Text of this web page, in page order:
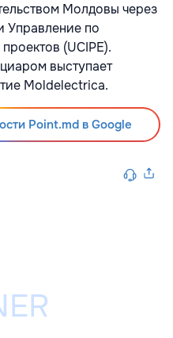
Молдовы через
Управление по
(UCIPE).
выступает
Moldelectrica.
Point.md в Google